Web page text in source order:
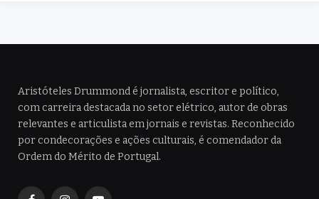
Aristóteles Drummond é jornalista, escritor e político,
com carreira destacada no setor elétrico, autor de obras
relevantes e articulista em jornais e revistas. Reconhecido
por condecorações e ações culturais, é comendador da
Ordem do Mérito de Portugal.